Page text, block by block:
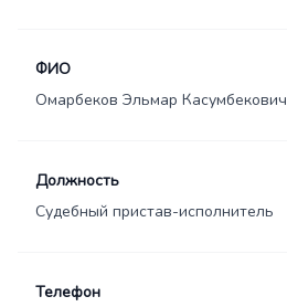
ФИО
Омарбеков Эльмар Касумбекович
Должность
Судебный пристав-исполнитель
Телефон